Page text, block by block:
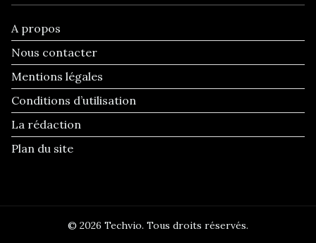
A propos
Nous contacter
Mentions légales
Conditions d’utilisation
La rédaction
Plan du site
© 2026 Techvio. Tous droits réservés.